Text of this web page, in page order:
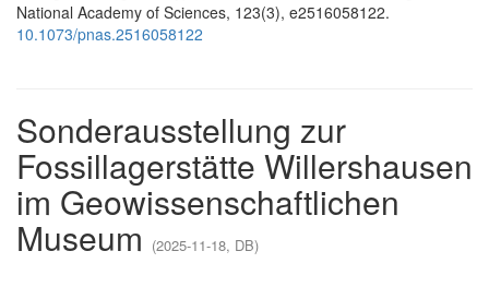
National Academy of Sciences, 123(3), e2516058122.
10.1073/pnas.2516058122
Sonderausstellung zur
Fossillagerstätte Willershausen
im Geowissenschaftlichen
Museum (2025-11-18, DB)